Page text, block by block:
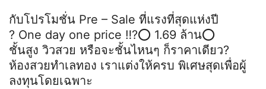
กับโปรโมชั่น Pre – Sale ที่แรงที่สุดแห่งปี
? One day one price ‼️?⭕️ 1.69 ล้าน⭕️
ชั้นสูง วิวสวย หรือจะชั้นไหนๆ ก็ราคาเดียว?
ห้องสวยทำเลทอง เราแต่งให้ครบ พิเศษสุดเพื่อผู้
ลงทุนโดยเฉพาะ